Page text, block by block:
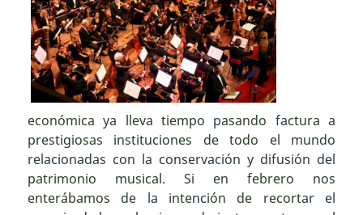
económica ya lleva tiempo pasando factura a
prestigiosas instituciones de todo el mundo
relacionadas con la conservación y difusión del
patrimonio musical. Si en febrero nos
enterábamos de la intención de recortar el